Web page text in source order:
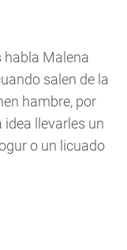
habla Malena
salen de la
hambre, por
idea llevarles un
o un licuado